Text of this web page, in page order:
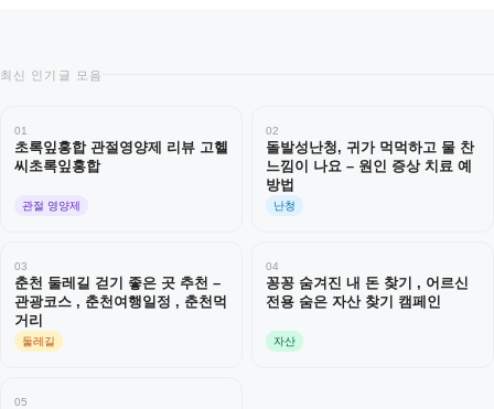
최신 인기글 모음
01
초록잎홍합 관절영양제 리뷰 고헬
씨초록잎홍합
관절 영양제
02
돌발성난청, 귀가 먹먹하고 물 찬
느낌이 나요 – 원인 증상 치료 예
방법
난청
03
춘천 둘레길 걷기 좋은 곳 추천 –
관광코스 , 춘천여행일정 , 춘천먹
거리
둘레길
04
꽁꽁 숨겨진 내 돈 찾기 , 어르신
전용 숨은 자산 찾기 캠페인
자산
05